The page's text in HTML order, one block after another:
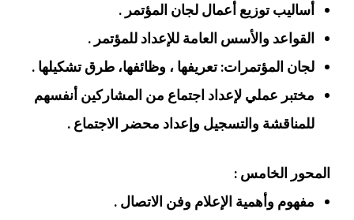
أساليب توزيع أعمال لجان المؤتمر .
القواعد والأسس العامة للإعداد للمؤتمر .
لجان المؤتمرات: تعريفها ، وظائفها، طرق تشكيلها .
مختبر عملي لإعداد اجتماع من المشاركين أنفسهم
للمناقشة والتسجيل وإعداد محضر الاجتماع .
المحور الخامس :
مفهوم وأهمية الإعلام وفن الاتصال .